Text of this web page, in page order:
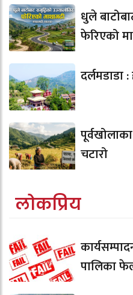
धुले
फेरिएको
दर्लमडाडा
चटारो
लोकप्रिय
पालिका